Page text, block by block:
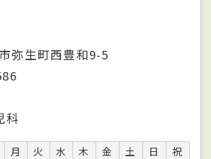
弥生町西豊和9-5
科
月 火 水 木 金 土 日
祝